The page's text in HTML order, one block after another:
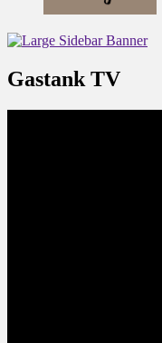
Gastank TV